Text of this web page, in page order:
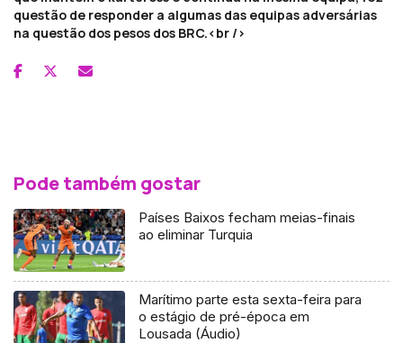
questão de responder a algumas das equipas adversárias
na questão dos pesos dos BRC.<br />
Pode também gostar
Países Baixos fecham meias-finais
ao eliminar Turquia
Marítimo parte esta sexta-feira para
o estágio de pré-época em
Lousada (Áudio)